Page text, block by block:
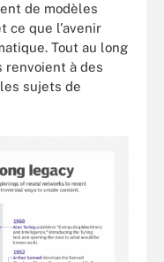
de modèles
ce que l'avenir
Tout au long
renvoient à des
sujets de